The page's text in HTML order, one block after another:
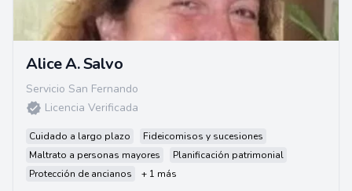
Alice A. Salvo
Servicio San Fernando
Licencia Verificada
Cuidado a largo plazo
Fideicomisos y sucesiones
Maltrato a personas mayores
Planificación patrimonial
Protección de ancianos
+ 1 más